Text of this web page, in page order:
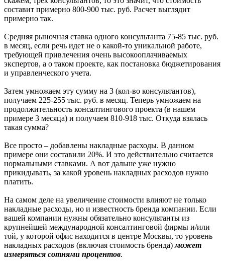
составит примерно 800-900 тыс. руб. Расчет выглядит
примерно так.
Средняя рыночная ставка одного консультанта 75-85 тыс. руб.
в месяц, если речь идет не о какой-то уникальной работе,
требующей привлечения очень высокооплачиваемых
экспертов, а о таком проекте, как постановка бюджетирования
и управленческого учета.
Затем умножаем эту сумму на 3 (кол-во консультантов),
получаем 225-255 тыс. руб. в месяц. Теперь умножаем на
продолжительность консалтингового проекта (в нашем
примере 3 месяца) и получаем 810-918 тыс. Откуда взялась
такая сумма?
Все просто – добавлены накладные расходы. В данном
примере они составили 20%. И это действительно считается
нормальными ставками. А вот дальше уже нужно
прикидывать, за какой уровень накладных расходов нужно
платить.
На самом деле на увеличение стоимости влияют не только
накладные расходы, но и известность бренда компании. Если
вашей компании нужны обязательно консультанты из
крупнейшей международной консалтинговой фирмы и/или
той, у которой офис находится в центре Москвы, то уровень
накладных расходов (включая стоимость бренда)может
измеряться сотнями процентов.